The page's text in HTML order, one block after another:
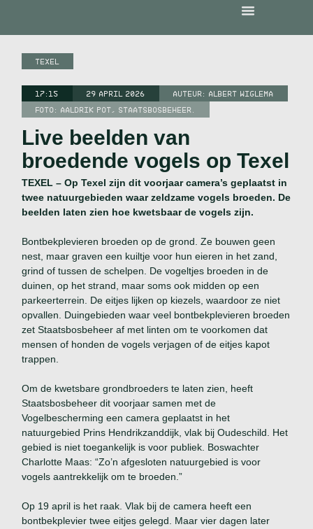
TEXEL
17:15 29 APRIL 2026 AUTEUR:ALBERT WIGLEMA
FOTO: AALDRIK POT, STAATSBOSBEHEER.
Live beelden van
broedende vogels op Texel
TEXEL – Op Texel zijn dit voorjaar camera’s geplaatst in
twee natuurgebieden waar zeldzame vogels broeden. De
beelden laten zien hoe kwetsbaar de vogels zijn.
Bontbekplevieren broeden op de grond. Ze bouwen geen
nest, maar graven een kuiltje voor hun eieren in het zand,
grind of tussen de schelpen. De vogeltjes broeden in de
duinen, op het strand, maar soms ook midden op een
parkeerterrein. De eitjes lijken op kiezels, waardoor ze niet
opvallen. Duingebieden waar veel bontbekplevieren broeden
zet Staatsbosbeheer af met linten om te voorkomen dat
mensen of honden de vogels verjagen of de eitjes kapot
trappen.
Om de kwetsbare grondbroeders te laten zien, heeft
Staatsbosbeheer dit voorjaar samen met de
Vogelbescherming een camera geplaatst in het
natuurgebied Prins Hendrikzanddijk, vlak bij Oudeschild. Het
gebied is niet toegankelijk is voor publiek. Boswachter
Charlotte Maas: “Zo’n afgesloten natuurgebied is voor
vogels aantrekkelijk om te broeden.”
Op 19 april is het raak. Vlak bij de camera heeft een
bontbekplevier twee eitjes gelegd. Maar vier dagen later